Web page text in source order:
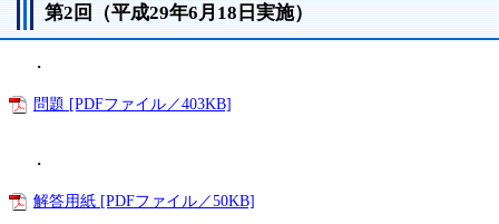
第2回（平成29年6月18日実施）
・
問題 [PDFファイル／403KB]
・
解答用紙 [PDFファイル／50KB]